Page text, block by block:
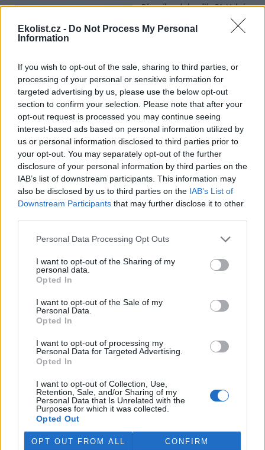
Ekolist.cz - Do Not Process My Personal
Information
If you wish to opt-out of the sale, sharing to third parties, or
processing of your personal or sensitive information for
targeted advertising by us, please use the below opt-out
section to confirm your selection. Please note that after your
opt-out request is processed you may continue seeing
interest-based ads based on personal information utilized by
us or personal information disclosed to third parties prior to
your opt-out. You may separately opt-out of the further
disclosure of your personal information by third parties on the
IAB’s list of downstream participants. This information may
also be disclosed by us to third parties on the IAB’s List of
Downstream Participants that may further disclose it to other
Personal Data Processing Opt Outs
I want to opt-out of the Sharing of my
personal data.
Opted In
I want to opt-out of the Sale of my
Personal Data.
Opted In
I want to opt-out of processing my
Personal Data for Targeted Advertising.
Opted In
I want to opt-out of Collection, Use,
Retention, Sale, and/or Sharing of my
Personal Data that Is Unrelated with the
Purposes for which it was collected.
Opted Out
OPT OUT FROM ALL CONFIRM
Přes víkend skončilo 31. Valné
shromáždění Mezinárodního
úřadu pro mořské dno (ISA),
jasně deklarovat, že snahy o nezákonnou hlubinnou těžbu
nebudou tolerovány.
Luboš Pavlovič: Veřejnost může do poloviny srpna
připomínkovat plavební kanál u Přelouče
3.8.2026
Diskuse: 16
Ministerstvo životního
prostředí oznámilo 14.
července 2026 zahájení
zjišťovacího řízení pro záměr
„Stupeň Přelouč II“ za asi 3,3
do Pardubic. Veřejnost může své vyjádření k vlivům této stavby na
životní prostředí poslat ministerstvu do 13. srpna 2026.
Kilian Kaminski: Evropa slibuje právo na opravu.
Budou ale opravy skutečně levnější?
Diskuse: 41
Členské státy nyní převádějí
legislativy. Podle společnosti
refurbed, evropským
marketplace s repasovanou elektronikou, však mohou i po
zavedení nových pravidel zůstat náklady na opravy natolik vysoké,
že pro spotřebitele bude stále výhodnější koupit nové zařízení.
Směrnice má přitom usnadnit opravy elektroniky i po skončení
záruční doby, zlepšit dostupnost náhradních dílů a zabránit
výrobcům, aby zásahy do zařízení zbytečně komplikovali nebo
znemožňovali. Nestanovuje však konkrétní cenový limit ani
způsob výpočtu ceny náhradních dílů a oprav.